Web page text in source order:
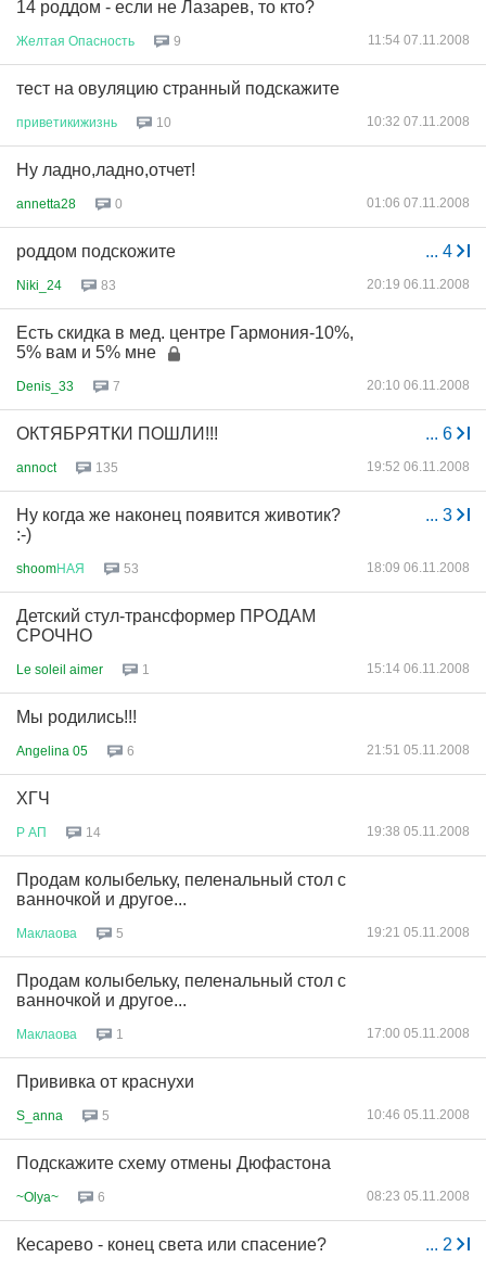
14 роддом - если не Лазарев, то кто?
Желтая Опасность 9 11:54 07.11.2008
тест на овуляцию странный подскажите
приветикижизнь 10 10:32 07.11.2008
Ну ладно,ладно,отчет!
annetta28 0 01:06 07.11.2008
... 4
роддом подскожите
Niki_24 83 20:19 06.11.2008
Есть скидка в мед. центре Гармония-10%,
5% вам и 5% мне
Denis_33 7 20:10 06.11.2008
... 6
ОКТЯБРЯТКИ ПОШЛИ!!!
annoct 135 19:52 06.11.2008
... 3
Ну когда же наконец появится животик?
:-)
shoomНАЯ 53 18:09 06.11.2008
Детский стул-трансформер ПРОДАМ
СРОЧНО
Le soleil aimer 1 15:14 06.11.2008
Мы родились!!!
Angelina 05 6 21:51 05.11.2008
ХГЧ
Р АП 14 19:38 05.11.2008
Продам колыбельку, пеленальный стол с
ванночкой и другое...
Маклаова 5 19:21 05.11.2008
Продам колыбельку, пеленальный стол с
ванночкой и другое...
Маклаова 1 17:00 05.11.2008
Прививка от краснухи
S_anna 5 10:46 05.11.2008
Подскажите схему отмены Дюфастона
~Olya~ 6 08:23 05.11.2008
... 2
Кесарево - конец света или спасение?